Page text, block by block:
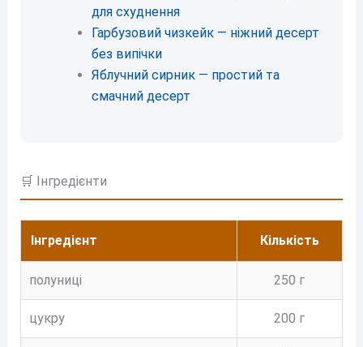
для схуднення
Гарбузовий чизкейк — ніжний десерт
без випічки
Яблучний сирник — простий та
смачний десерт
🛒 Інгредієнти
Інгредієнт Кількість
полуниці 250 г
цукру 200 г